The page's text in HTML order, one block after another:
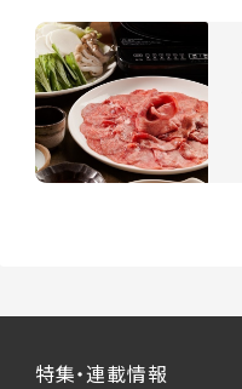
特集・連載情報